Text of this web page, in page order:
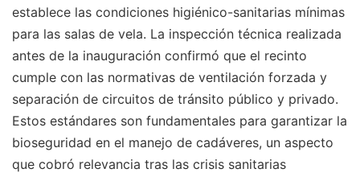
establece las condiciones higiénico-sanitarias mínimas
para las salas de vela. La inspección técnica realizada
antes de la inauguración confirmó que el recinto
cumple con las normativas de ventilación forzada y
separación de circuitos de tránsito público y privado.
Estos estándares son fundamentales para garantizar la
bioseguridad en el manejo de cadáveres, un aspecto
que cobró relevancia tras las crisis sanitarias